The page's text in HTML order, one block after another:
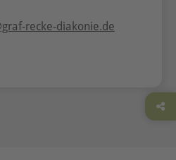
recke-diakonie.de